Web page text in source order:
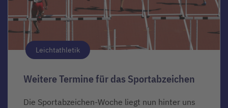
Leichtathletik
Weitere Termine für das Sportabzeichen
Die Sportabzeichen-Woche liegt nun hinter uns